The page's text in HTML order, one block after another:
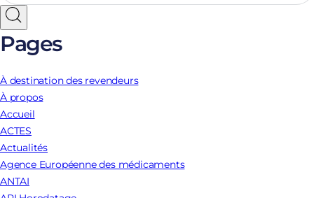
Pages
À destination des revendeurs
À propos
Accueil
ACTES
Actualités
Agence Européenne des médicaments
ANTAI